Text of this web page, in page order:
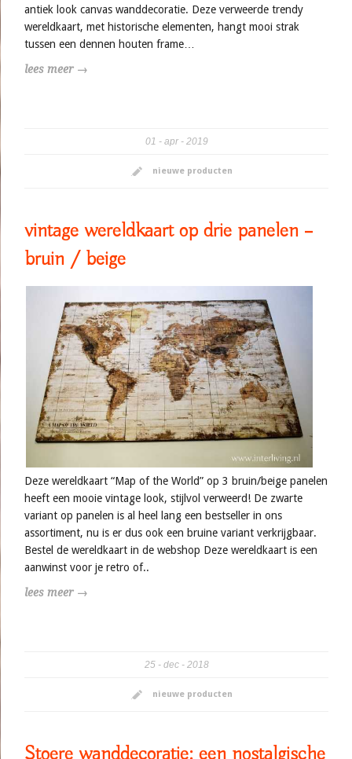
antiek look canvas wanddecoratie. Deze verweerde trendy
wereldkaart, met historische elementen, hangt mooi strak
tussen een dennen houten frame…
lees meer →
01 apr 2019
nieuwe producten
vintage wereldkaart op drie panelen –
bruin / beige
Deze wereldkaart “Map of the World” op 3 bruin/beige panelen
heeft een mooie vintage look, stijlvol verweerd! De zwarte
variant op panelen is al heel lang een bestseller in ons
assortiment, nu is er dus ook een bruine variant verkrijgbaar.
Bestel de wereldkaart in de webshop Deze wereldkaart is een
aanwinst voor je retro of..
lees meer →
25 dec 2018
nieuwe producten